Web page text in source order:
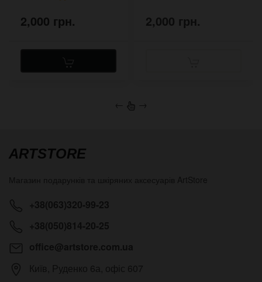
2,000 грн. 2,000 грн.
← →
ARTSTORE